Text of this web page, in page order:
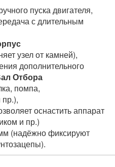
пуска двигателя,
с длительным
узел от камней),
дополнительного
Отбора
помпа,
оснастить аппарат
и пр.)
(надёжно фиксируют